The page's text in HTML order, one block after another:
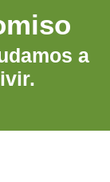
a